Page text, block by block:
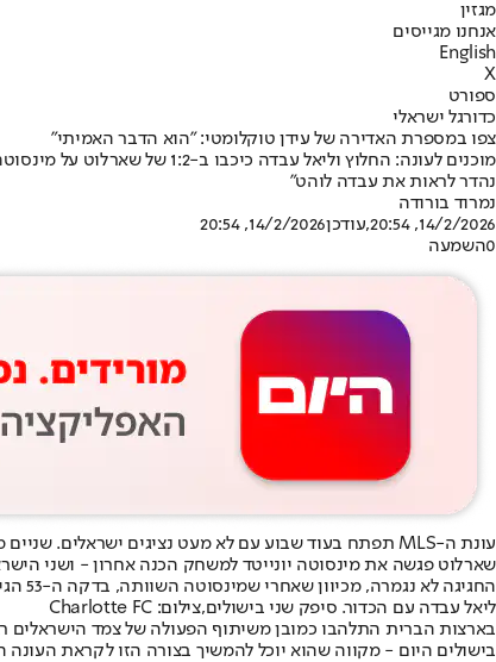
מגזין
אנחנו מגייסים
English
X
ספורט
כדורגל ישראלי
צפו במספרת האדירה של עידן טוקלומטי: "הוא הדבר האמיתי"
נהדר לראות את עבדה לוהט"
נמרוד בורודה
14/2/2026, 20:54
,עודכן14/2/2026, 20:54
0השמעה
עונת ה-MLS תפתח בעוד שבוע עם לא מעט נציגים ישראלים. שניים מהבולטים שבהם הם
שארלוט פגשה את מינסוטה יונייטד למשחק הכנה אחרון - ושני
החגיגה לא נגמרה, מכיוון שאחרי שמינסוטה השוותה, בדקה ה-53 הגיע שוב ליאל עבדה - ובישל שוב לעידן טוקלומטי, שהשלים צמד וקבע את תוצאת הסיום של משחק ההכנה.
ליאל עבדה עם הכדור. סיפק שני בישולים,צילום: Charlotte FC
בישולים היום - מקווה שהוא יוכל להמשיך בצורה הזו לקראת